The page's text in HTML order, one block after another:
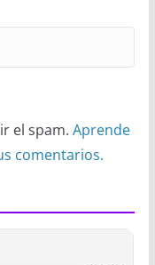
el spam. Aprende
comentarios.